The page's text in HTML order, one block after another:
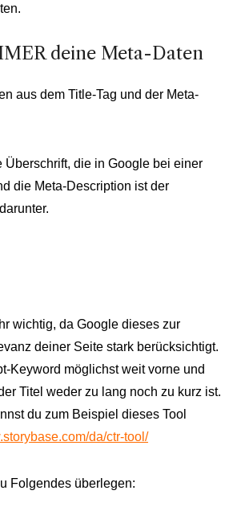
deine Meta-Daten
aus dem Title-Tag und der Meta-
Überschrift, die in Google bei einer
die Meta-Description ist der
wichtig, da Google dieses zur
deiner Seite stark berücksichtigt.
Keyword möglichst weit vorne und
Titel weder zu lang noch zu kurz ist.
du zum Beispiel dieses Tool
da/ctr-tool/
Folgendes überlegen: